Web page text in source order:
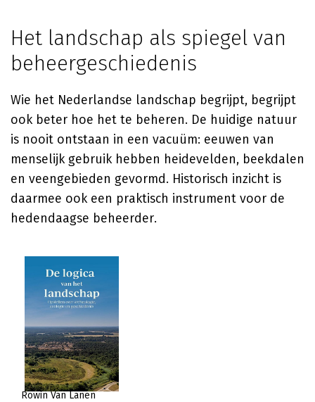
Het landschap als spiegel van
beheergeschiedenis
Wie het Nederlandse landschap begrijpt, begrijpt
ook beter hoe het te beheren. De huidige natuur
is nooit ontstaan in een vacuüm: eeuwen van
menselijk gebruik hebben heidevelden, beekdalen
en veengebieden gevormd. Historisch inzicht is
daarmee ook een praktisch instrument voor de
hedendaagse beheerder.
Rowin Van Lanen